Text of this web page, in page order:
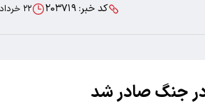
کد خبر: ۲۰۳۷۱۹ ۲۲ خرداد ۱۴۰۵ ۱۰:۳۶
جنگ صادر شد